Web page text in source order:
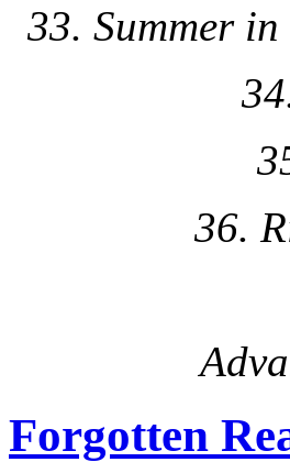
33. Summer
36.
Forgotten